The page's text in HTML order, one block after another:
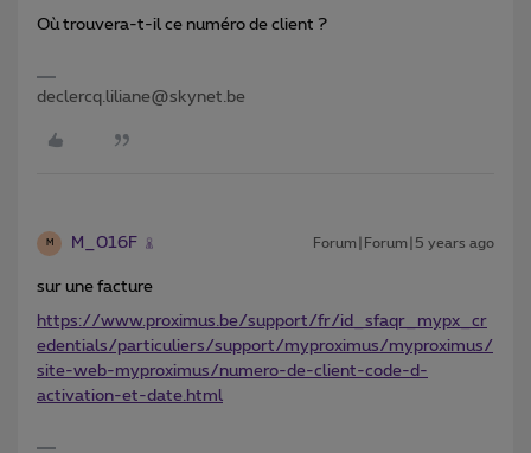
Où trouvera-t-il ce numéro de client ?
declercq.liliane@skynet.be
M M_016F Forum|Forum|5 years ago
sur une facture
https://www.proximus.be/support/fr/id_sfaqr_mypx_cr
edentials/particuliers/support/myproximus/myproximus/
site-web-myproximus/numero-de-client-code-d-
activation-et-date.html